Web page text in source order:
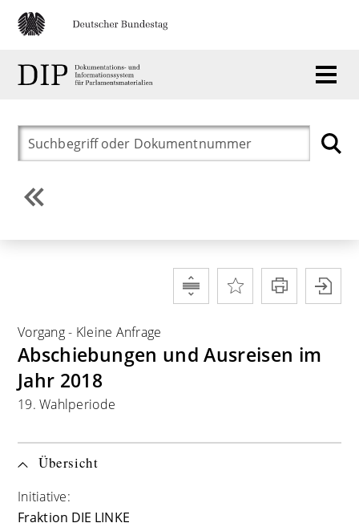
Vorgang- Kleine Anfrage
Abschiebungen und Ausreisen im
Jahr 2018
19. Wahlperiode
Übersicht
Initiative:
Fraktion DIE LINKE